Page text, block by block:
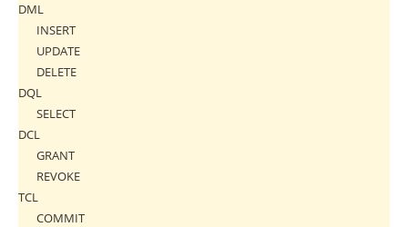
DML
INSERT
UPDATE
DELETE
DQL
SELECT
DCL
GRANT
REVOKE
TCL
COMMIT